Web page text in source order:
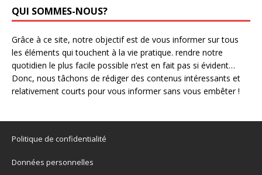
QUI SOMMES-NOUS?
Grâce à ce site, notre objectif est de vous informer sur tous
les éléments qui touchent à la vie pratique. rendre notre
quotidien le plus facile possible n’est en fait pas si évident…
Donc, nous tâchons de rédiger des contenus intéressants et
relativement courts pour vous informer sans vous embêter !
Politique de confidentialité
Données personnelles